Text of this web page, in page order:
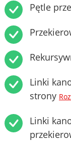
Pętle
Linki
strony
Linki